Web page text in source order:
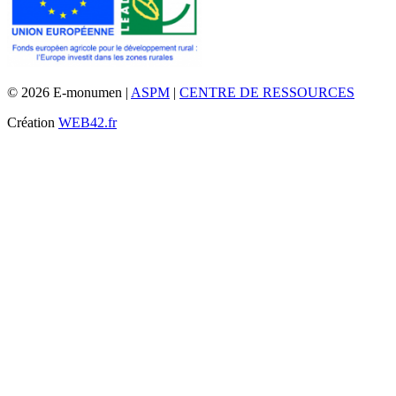
© 2026 E-monumen | ASPM | CENTRE DE RESSOURCES
Création WEB42.fr